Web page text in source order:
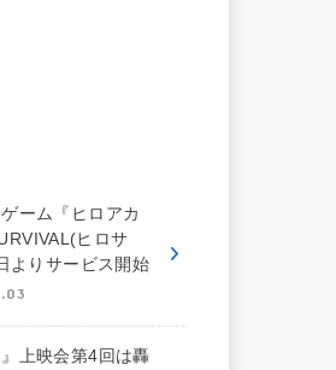
ーム『ヒロアカ
ヒロサ
よりサービス開始
』上映会第4回は轟